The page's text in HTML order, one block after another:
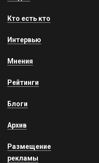
Кто есть кто
Интервью
Мнения
Рейтинги
Блоги
Архив
Размещение
рекламы